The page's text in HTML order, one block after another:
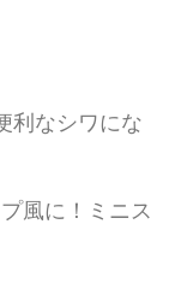
利なシワにな
風に！ミニス